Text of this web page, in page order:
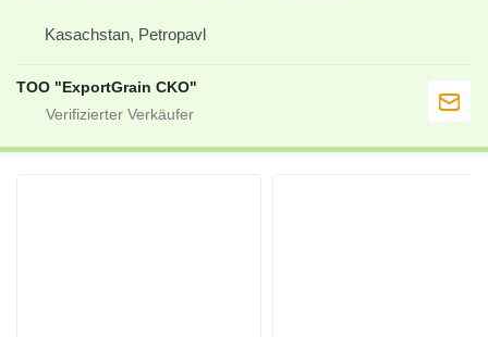
Kasachstan, Petropavl
TOO "ExportGrain CKO"